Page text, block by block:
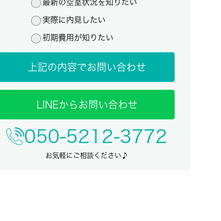
最新の空室状況を知りたい
実際に内見したい
初期費用が知りたい
上記の内容でお問い合わせ
LINEからお問い合わせ
050-5212-3772
お気軽にご相談ください♪